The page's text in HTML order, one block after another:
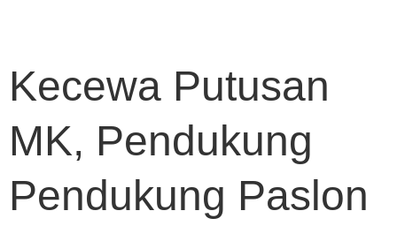
Kecewa Putusan
MK, Pendukung
Pendukung Paslon